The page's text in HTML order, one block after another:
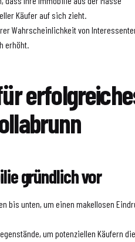
Käufer auf sich zieht.
Wahrscheinlichkeit von
erhöht.
gründlich vor
bis unten, um einen makellosen
um potenziellen Käufern die